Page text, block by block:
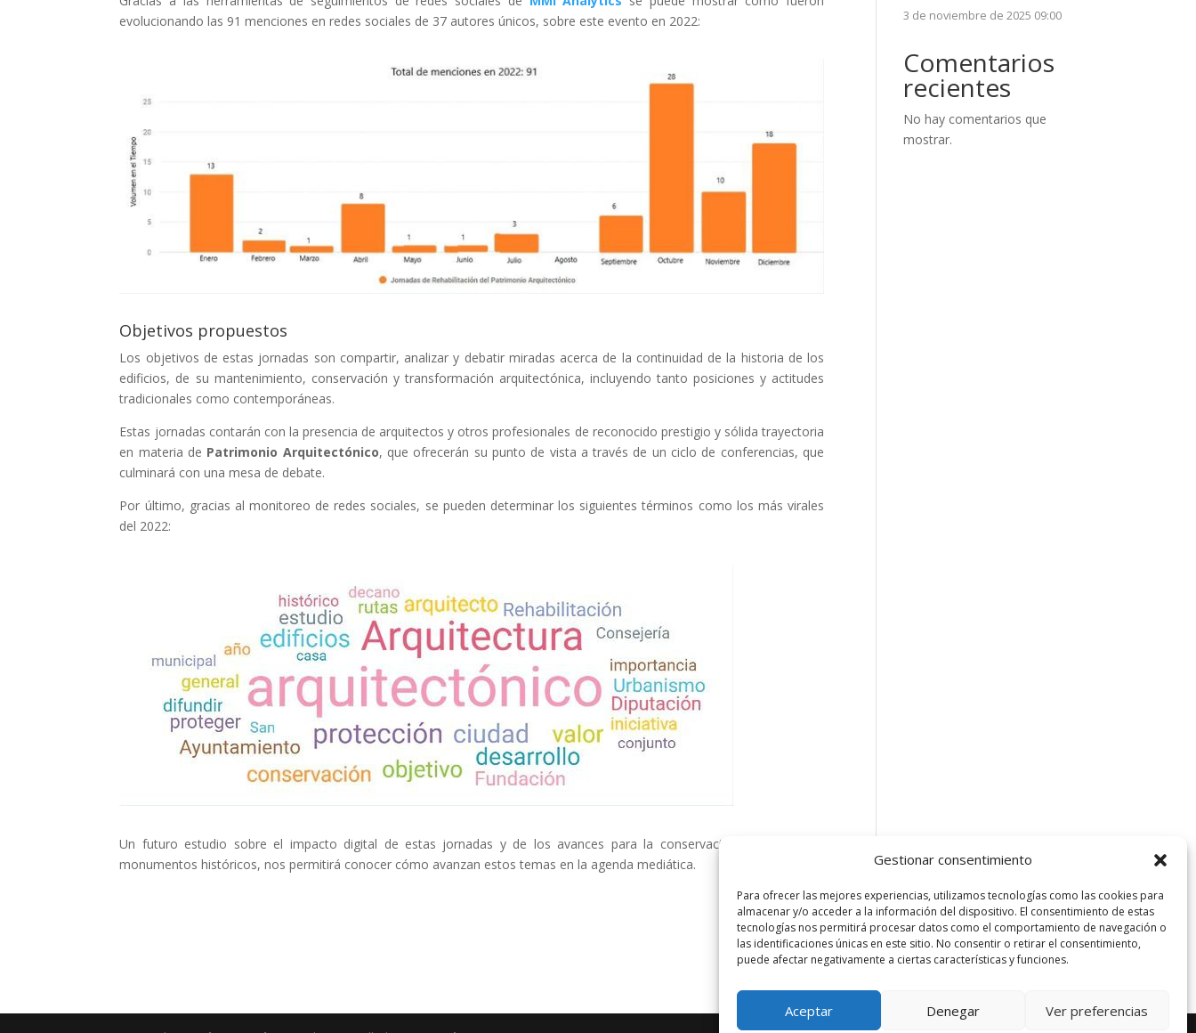
Gestionar consentimiento
Para ofrecer las mejores experiencias, utilizamos tecnologías como las cookies para
almacenar y/o acceder a la información del dispositivo. El consentimiento de estas
tecnologías nos permitirá procesar datos como el comportamiento de navegación o
las identificaciones únicas en este sitio. No consentir o retirar el consentimiento,
puede afectar negativamente a ciertas características y funciones.
Aceptar Denegar Ver preferencias
evolucionando las 91 menciones en redes sociales de 37 autores únicos, sobre este evento en 2022:
Objetivos propuestos
Los objetivos de estas jornadas son compartir, analizar y debatir miradas acerca de la continuidad de la historia de los
edificios, de su mantenimiento, conservación y transformación arquitectónica, incluyendo tanto posiciones y actitudes
tradicionales como contemporáneas.
Estas jornadas contarán con la presencia de arquitectos y otros profesionales de reconocido prestigio y sólida trayectoria
en materia de Patrimonio Arquitectónico, que ofrecerán su punto de vista a través de un ciclo de conferencias, que
culminará con una mesa de debate.
Por último, gracias al monitoreo de redes sociales, se pueden determinar los siguientes términos como los más virales
del 2022:
Un futuro estudio sobre el impacto digital de estas jornadas y de los avances para la conservación de edificios y
monumentos históricos, nos permitirá conocer cómo avanzan estos temas en la agenda mediática.
3 de noviembre de 2025 09:00
Comentarios
recientes
No hay comentarios que
mostrar.